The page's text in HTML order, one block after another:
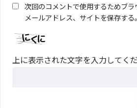
次回のコメントで使用するためブラ
メールアドレス、サイトを保存する。
上に表示された文字を入力してくだ